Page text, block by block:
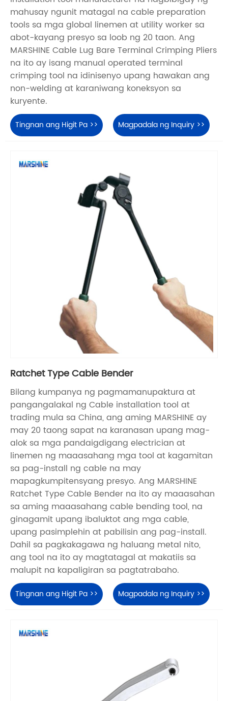
mahusay ngunit matagal na cable preparation
tools sa mga global linemen at utility worker sa
abot-kayang presyo sa loob ng 20 taon. Ang
MARSHINE Cable Lug Bare Terminal Crimping Pliers
na ito ay isang manual operated terminal
crimping tool na idinisenyo upang hawakan ang
non-welding at karaniwang koneksyon sa
kuryente.
Tingnan ang Higit Pa >> Magpadala ng Inquiry >>
Ratchet Type Cable Bender
Bilang kumpanya ng pagmamanupaktura at
pangangalakal ng Cable installation tool at
trading mula sa China, ang aming MARSHINE ay
may 20 taong sapat na karanasan upang mag-
alok sa mga pandaigdigang electrician at
linemen ng maaasahang mga tool at kagamitan
sa pag-install ng cable na may
mapagkumpitensyang presyo. Ang MARSHINE
Ratchet Type Cable Bender na ito ay maaasahan
sa aming maaasahang cable bending tool, na
ginagamit upang ibaluktot ang mga cable,
upang pasimplehin at pabilisin ang pag-install.
Dahil sa pagkakagawa ng haluang metal nito,
ang tool na ito ay magtatagal at makatiis sa
malupit na kapaligiran sa pagtatrabaho.
Tingnan ang Higit Pa >> Magpadala ng Inquiry >>